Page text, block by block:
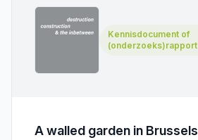
Kennisdocument of
(onderzoeks)rapport
A walled garden in Brussels